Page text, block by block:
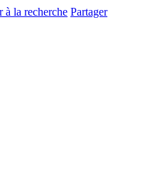
à la recherche Partager